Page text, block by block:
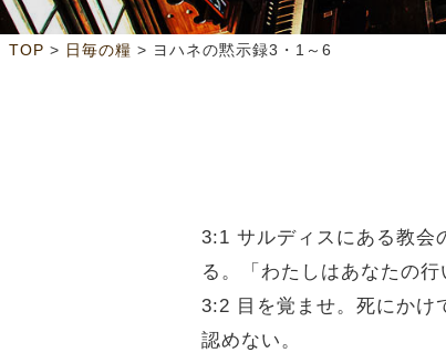
TOP > 日毎の糧 > ヨハネの黙示録3・1～6
3:1 サルディスにある教会
る。「わたしはあなたの
3:2 目を覚ませ。死にかけ
認めない。